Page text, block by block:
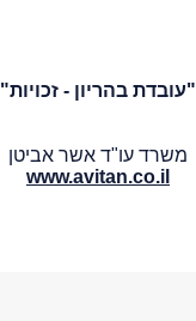
"עובדת בהריון - זכויות"
משרד עו"ד אשר אביטן
www.avitan.co.il